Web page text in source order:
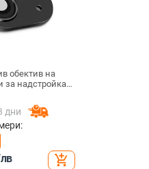
обектив на
за надстройка
Протектор на
X / XS Max
11 pro Max
дни
лв add_shopping_cart